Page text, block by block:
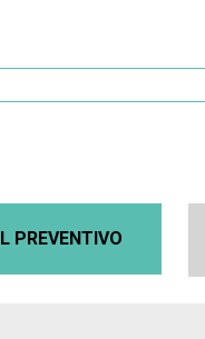
PREVENTIVO